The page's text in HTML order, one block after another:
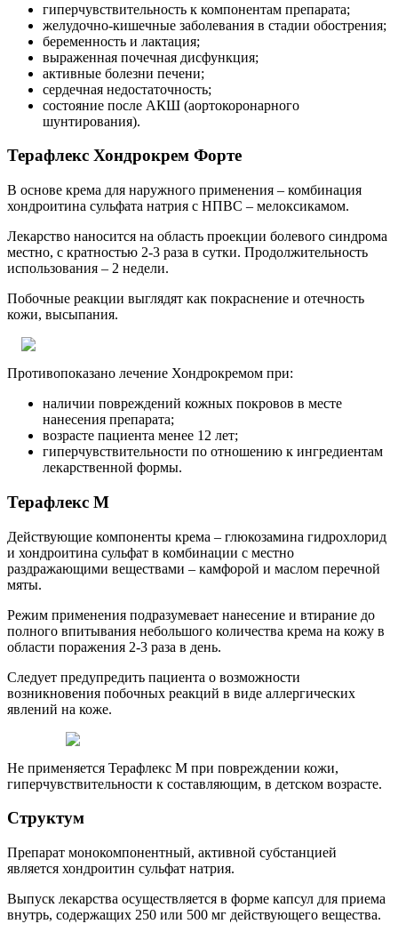
гиперчувствительность к компонентам препарата;
желудочно-кишечные заболевания в стадии обострения;
беременность и лактация;
выраженная почечная дисфункция;
активные болезни печени;
сердечная недостаточность;
состояние после АКШ (аортокоронарного
шунтирования).
Терафлекс Хондрокрем Форте
В основе крема для наружного применения – комбинация
хондроитина сульфата натрия с НПВС – мелоксикамом.
Лекарство наносится на область проекции болевого синдрома
местно, с кратностью 2-3 раза в сутки. Продолжительность
использования – 2 недели.
Побочные реакции выглядят как покраснение и отечность
кожи, высыпания.
Противопоказано лечение Хондрокремом при:
наличии повреждений кожных покровов в месте
нанесения препарата;
возрасте пациента менее 12 лет;
гиперчувствительности по отношению к ингредиентам
лекарственной формы.
Терафлекс М
Действующие компоненты крема – глюкозамина гидрохлорид
и хондроитина сульфат в комбинации с местно
раздражающими веществами – камфорой и маслом перечной
мяты.
Режим применения подразумевает нанесение и втирание до
полного впитывания небольшого количества крема на кожу в
области поражения 2-3 раза в день.
Следует предупредить пациента о возможности
возникновения побочных реакций в виде аллергических
явлений на коже.
Не применяется Терафлекс М при повреждении кожи,
гиперчувствительности к составляющим, в детском возрасте.
Структум
Препарат монокомпонентный, активной субстанцией
является хондроитин сульфат натрия.
Выпуск лекарства осуществляется в форме капсул для приема
внутрь, содержащих 250 или 500 мг действующего вещества.